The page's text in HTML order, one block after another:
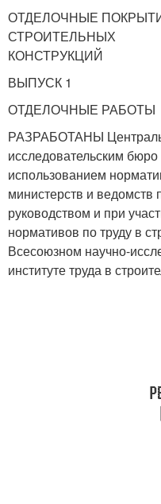
ОТДЕЛОЧНЫЕ
СТРОИТЕЛЬНЫХ
КОНСТРУКЦИЙ
ВЫПУСК 1
ОТДЕЛОЧНЫЕ РАБОТЫ
РАЗРАБОТАНЫ
исследовательским
использованием
министерств и ведомств
руководством и при
нормативов по труду в
Всесоюзном научно-
институте труда в